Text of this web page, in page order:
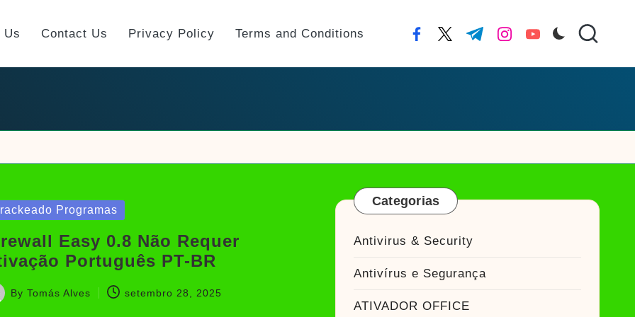
Us Contact Us Privacy Policy Terms and Conditions facebook.com
twitter.com
t.me instagram.com
youtube.com
Programas
Easy 0.8 Não Requer
Português PT-BR
By Tomás Alves setembro 28, 2025
Categorias
Antivirus & Security
Antivírus e Segurança
ATIVADOR OFFICE